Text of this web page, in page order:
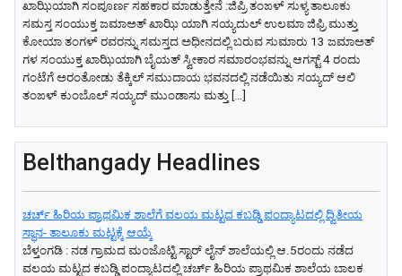
ಖಾಝಿಯಾಗಿ ಸಂಪೂರ್ಣ ಸಹಕಾರ ಮಾಡುತ್ತೇನೆ :ಜಿಪ್ರಿ ತಂಙಳ್ ಸುಳ್ಯ ತಾಲೂಕು
ಸಮಸ್ತ ಸಂಯುಕ್ತ ಜಮಾಅತ್ ಖಾಝಿ ಯಾಗಿ ಸಯ್ಯದುಲ್ ಉಲಮಾ ಜಿಫ್ರಿ ಮುತ್ತು
ಕೋಯಾ ತಂಗಳ್ ರವರನ್ನು ಸಮಸ್ತದ ಅಧೀನದಲ್ಲಿ ಬರುವ ಸುಮಾರು 13 ಜಮಾಅತ್
ಗಳ ಸಂಯುಕ್ತ ಖಾಝಿಯಾಗಿ ಬೈಯತ್ ಸ್ವೀಕಾರ ಸಮಾರಂಭವನ್ನು ಆಗಸ್ಟ್ 4 ರಂದು
ಗಂಟೆಗೆ ಅರಂತೋಡು ತೆಕ್ಕಿಲ್ ಸಮುದಾಯ ಭವನದಲ್ಲಿ ನಡೆಯಿತು ಸಯ್ಯದ್ ಆಲಿ
ತಂಙಳ್ ಕುಂಬೊಲ್ ಸಯ್ಯದ್ ಮುಂಡಾಸು ಮತ್ತು […]
Belthangady Headlines
ಚರ್ಚ್ ಹಿರಿಯ ಪ್ರಾಥಮಿಕ ಶಾಲೆಗೆ ವಲಯ ಮಟ್ಟದ ಕಬಡ್ಡಿ ಪಂದ್ಯಾಟದಲ್ಲಿ ದ್ವಿತೀಯ
ಸ್ಥಾನ- ತಾಲೂಕು ಮಟ್ಟಕ್ಕೆ ಆಯ್ಕೆ
ಬೆಳ್ತಂಗಡಿ : ನಡ ಗ್ರಾಮದ ಮಂಜೊಟ್ಟಿ ಸ್ಟಾರ್ ಲೈನ್ ಶಾಲೆಯಲ್ಲಿ ಆ.5ರಂದು ನಡೆದ
ವಲಯ ಮಟ್ಟದ ಕಬಡ್ಡಿ ಪಂದ್ಯಾಟದಲ್ಲಿ ಚರ್ಚ್ ಹಿರಿಯ ಪ್ರಾಥಮಿಕ ಶಾಲೆಯ ಬಾಲಕ